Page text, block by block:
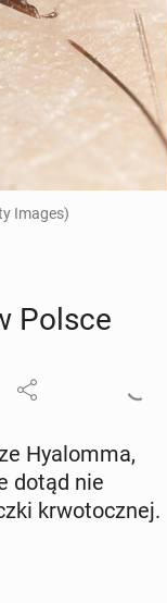
Images)
Polsce
Hy­alom­ma,
dotąd nie
krwo­tocz­nej.